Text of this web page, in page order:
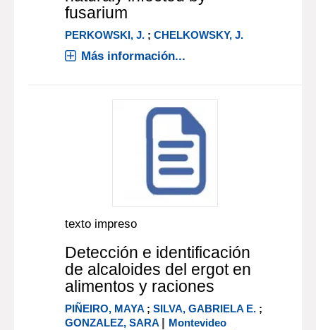
fusarium
PERKOWSKI, J. ;CHELKOWSKY, J.
Más información...
texto impreso
Detección e identificación
de alcaloides del ergot en
alimentos y raciones
PIÑEIRO, MAYA ;SILVA, GABRIELA E. ;
GONZALEZ, SARA | Montevideo